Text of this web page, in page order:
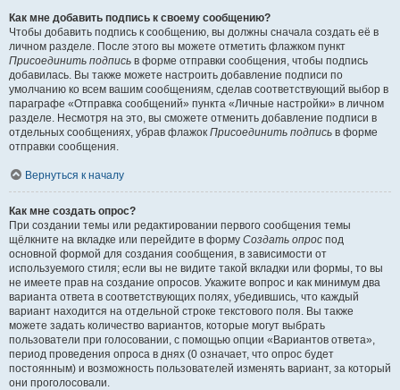
Как мне добавить подпись к своему сообщению?
Чтобы добавить подпись к сообщению, вы должны сначала создать её в
личном разделе. После этого вы можете отметить флажком пункт
Присоединить подпись в форме отправки сообщения, чтобы подпись
добавилась. Вы также можете настроить добавление подписи по
умолчанию ко всем вашим сообщениям, сделав соответствующий выбор в
параграфе «Отправка сообщений» пункта «Личные настройки» в личном
разделе. Несмотря на это, вы сможете отменить добавление подписи в
отдельных сообщениях, убрав флажок Присоединить подпись в форме
отправки сообщения.
Вернуться к началу
Как мне создать опрос?
При создании темы или редактировании первого сообщения темы
щёлкните на вкладке или перейдите в форму Создать опрос под
основной формой для создания сообщения, в зависимости от
используемого стиля; если вы не видите такой вкладки или формы, то вы
не имеете прав на создание опросов. Укажите вопрос и как минимум два
варианта ответа в соответствующих полях, убедившись, что каждый
вариант находится на отдельной строке текстового поля. Вы также
можете задать количество вариантов, которые могут выбрать
пользователи при голосовании, с помощью опции «Вариантов ответа»,
период проведения опроса в днях (0 означает, что опрос будет
постоянным) и возможность пользователей изменять вариант, за который
они проголосовали.